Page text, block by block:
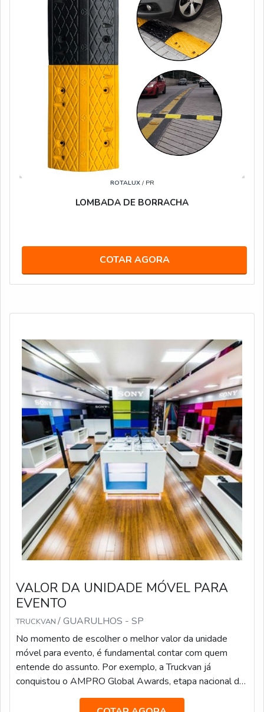
ROTALUX/ PR
LOMBADA DE BORRACHA
COTAR AGORA
VALOR DA UNIDADE MÓVEL PARA
EVENTO
TRUCKVAN / GUARULHOS - SP
No momento de escolher o melhor valor da unidade
móvel para evento, é fundamental contar com quem
entende do assunto. Por exemplo, a Truckvan já
conquistou o AMPRO Global Awards, etapa nacional da
maior premiação de Live Marketing do mundo, na